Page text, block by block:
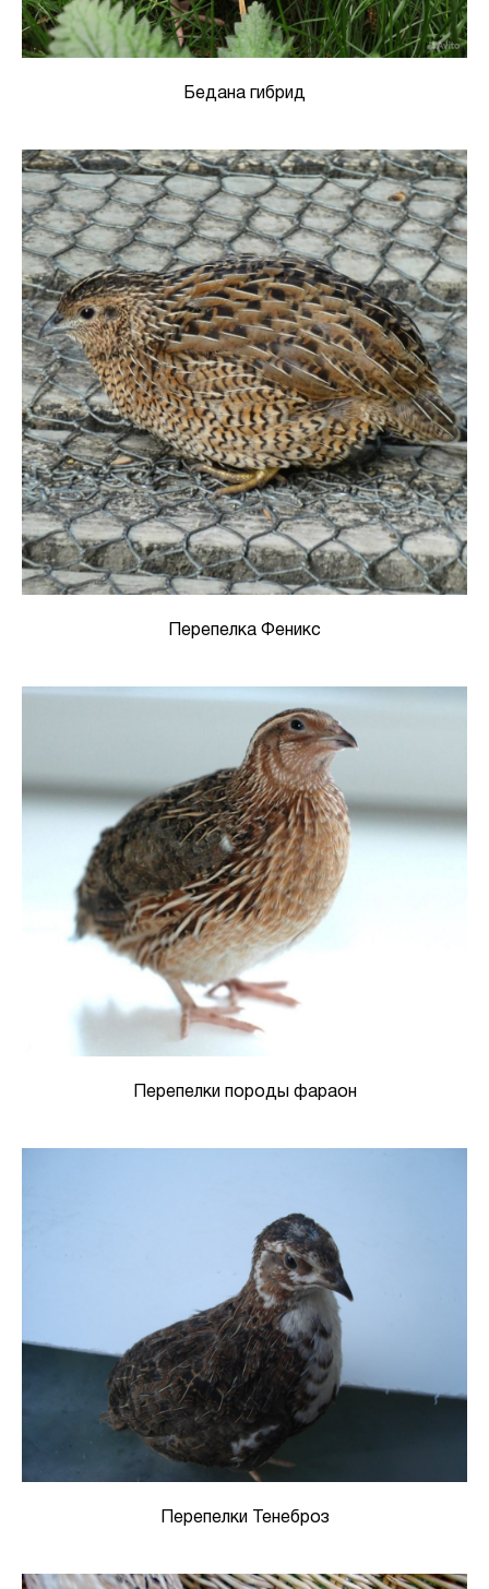
Бедана гибрид
Перепелка Феникс
Перепелки породы фараон
Перепелки Тенеброз